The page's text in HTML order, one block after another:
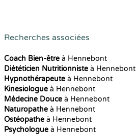
Recherches associées
Coach Bien-être à Hennebont
Diététicien Nutritionniste à Hennebont
Hypnothérapeute à Hennebont
Kinesiologue à Hennebont
Médecine Douce à Hennebont
Naturopathe à Hennebont
Ostéopathe à Hennebont
Psychologue à Hennebont